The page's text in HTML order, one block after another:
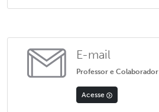
E-mail
Professor e Colaborador
Acesse